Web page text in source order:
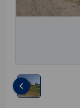
keyboard_arrow_left